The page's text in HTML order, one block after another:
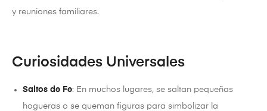
y reuniones familiares.
Curiosidades Universales
Saltos de Fe: En muchos lugares, se saltan pequeñas
hogueras o se queman figuras para simbolizar la